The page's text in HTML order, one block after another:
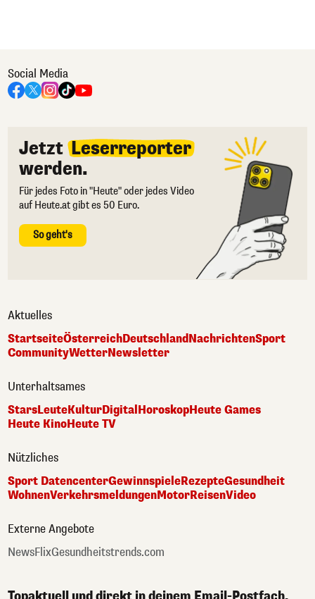
Social Media
Jetzt Leserreporter
werden.
Für jedes Foto in "Heute" oder jedes Video
auf Heute.at gibt es 50 Euro.
So geht's
Aktuelles
StartseiteÖsterreichDeutschlandNachrichtenSport
CommunityWetterNewsletter
Unterhaltsames
StarsLeuteKulturDigitalHoroskopHeute Games
Heute KinoHeute TV
Nützliches
Sport DatencenterGewinnspieleRezepteGesundheit
WohnenVerkehrsmeldungenMotorReisenVideo
Externe Angebote
NewsFlixGesundheitstrends.com